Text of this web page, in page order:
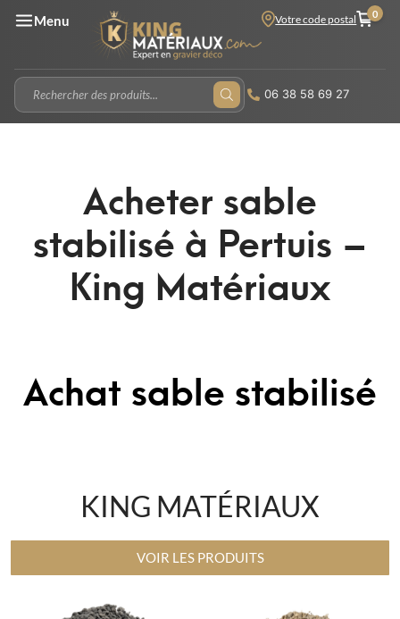
Menu Votre code postal 0
06 38 58 69 27
Acheter sable
stabilisé à Pertuis –
King Matériaux
Achat sable stabilisé
KING MATÉRIAUX
VOIR LES PRODUITS